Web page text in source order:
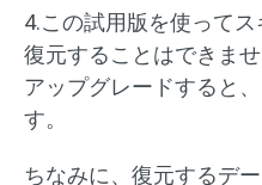
4.この試用版を使って
復元することはできま
アップグレードすると
す。
ちなみに、復元するデ